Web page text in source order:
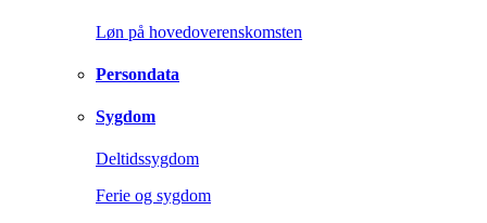
Løn på hovedoverenskomsten
Persondata
Sygdom
Deltidssygdom
Ferie og sygdom